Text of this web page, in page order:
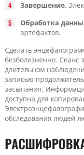
Завершение.
Обработка
артефактов.
Сделать
безболезненно. Сеанс
длительном
записью
засыпания.
доступна для
обследования людей